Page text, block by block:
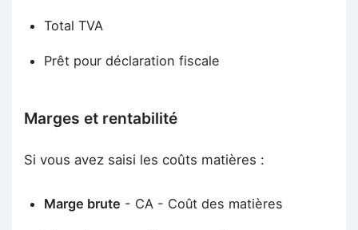
Total TVA
Prêt pour déclaration fiscale
Marges et rentabilité
Si vous avez saisi les coûts matières :
Marge brute - CA - Coût des matières